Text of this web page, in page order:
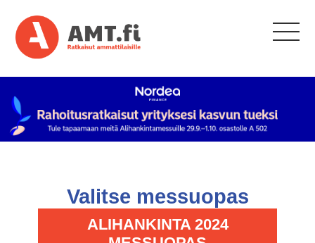
Valitse messuopas
ALIHANKINTA 2024